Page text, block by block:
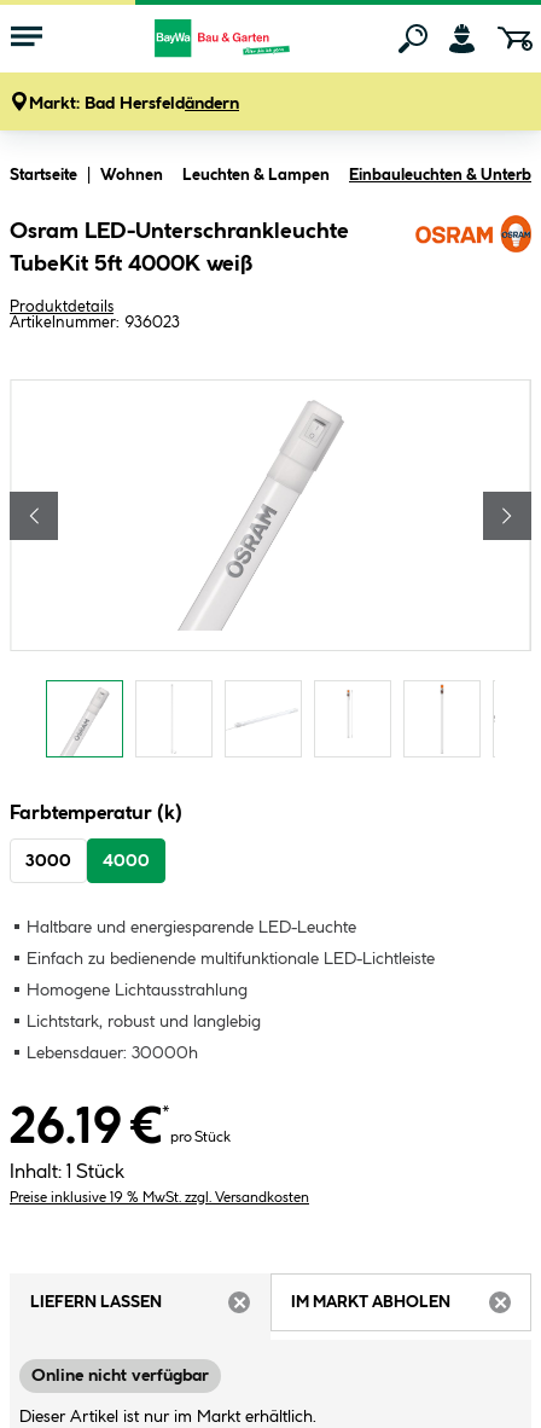
Markt: Bad Hersfeldändern
Startseite Wohnen Leuchten & Lampen Einbauleuchten &
Osram LED-Unterschrankleuchte
TubeKit 5ft 4000K weiß
Produktdetails
Artikelnummer: 936023
Farbtemperatur (k)
3000 4000
Haltbare und energiesparende LED-Leuchte
Einfach zu bedienende multifunktionale LED-Lichtleiste
Homogene Lichtausstrahlung
Lichtstark, robust und langlebig
Lebensdauer: 30000h
26.19 €*
pro Stück
Inhalt: 1 Stück
Preise inklusive 19 % MwSt. zzgl. Versandkosten
LIEFERN LASSEN
IM MARKT ABHOLEN
Online nicht verfügbar
Dieser Artikel ist nur im Markt erhältlich.